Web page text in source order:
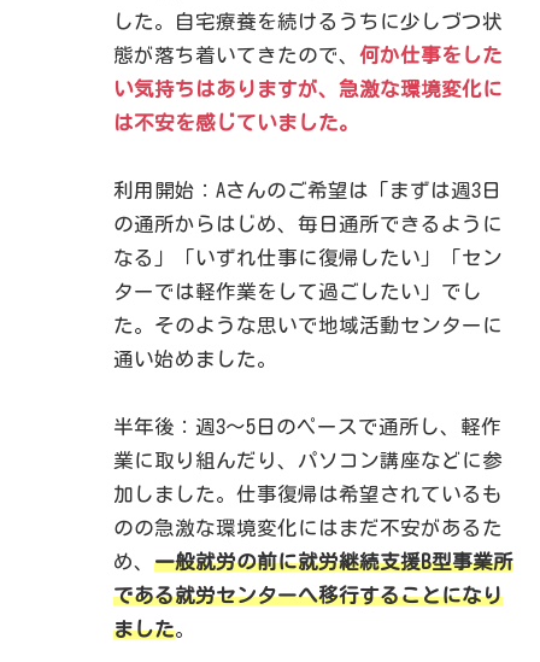
した。自宅療養を続けるうちに少しづつ状
態が落ち着いてきたので、 何か仕事をした
い気持ちはありますが、急激な環境変化に
は不安を感じていました。
利用開始：Aさんのご希望は「まずは週3日
の通所からはじめ、毎日通所できるように
なる」「いずれ仕事に復帰したい」「セン
ターでは軽作業をして過ごしたい」でし
た。そのような思いで地域活動センターに
通い始めました。
半年後：週3～5日のペースで通所し、軽作
業に取り組んだり、パソコン講座などに参
加しました。仕事復帰は希望されているも
のの急激な環境変化にはまだ不安があるた
め、 一般就労の前に就労継続支援B型事業所
である就労センターへ移行することになり
ました。